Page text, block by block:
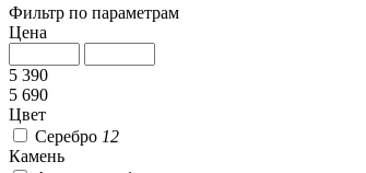
Фильтр по параметрам
Цена
5 390
5 690
Цвет
Серебро 12
Камень